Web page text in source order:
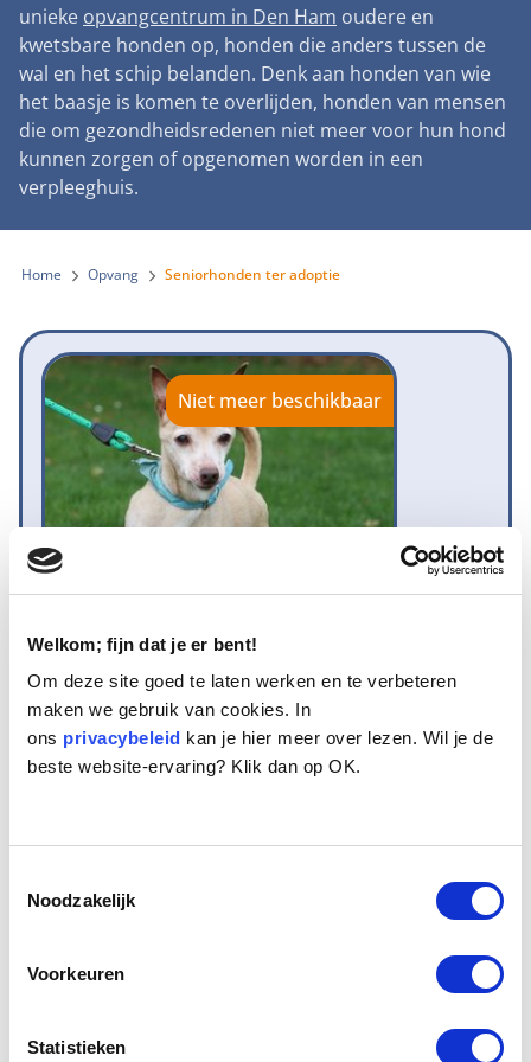
Welkom; fijn dat je er bent!
Om deze site goed te laten werken en te verbeteren
maken we gebruik van cookies. In
ons privacybeleid kan je hier meer over lezen. Wil je de
beste website-ervaring? Klik dan op OK.
Noodzakelijk
Voorkeuren
Statistieken
Landelijke registratie bijtincidenten
Verantwoord fokbeleid
Landelijk vuurwerkverbod
Verplichte pre-aanschaf cursus
Gemeentelijk meldpunt bijtincidenten
Bescherming tegen grasaren
Lezingen
Symposium Gemeentelijk Dierenbeleid
Teken onze petitie
Steun als bedrijf
Adopteer een seniorhond
Sponsor een seniorhond
Steun als vrijwilliger
Honden voor Honden Loop
Vraag een donatiebox aan
Wat wij doen
Onze organisatie
Samenwerking
Jaarverslag
Vacatures
Donateursmagazine Hond
Onze successen voor honden
Contactgegevens
Pers
Nieuws
Nieuwsbrief
Incassodata
Zoeken
unieke opvangcentrum in Den Ham oudere en
kwetsbare honden op, honden die anders tussen de
wal en het schip belanden. Denk aan honden van wie
het baasje is komen te overlijden, honden van mensen
die om gezondheidsredenen niet meer voor hun hond
kunnen zorgen of opgenomen worden in een
verpleeghuis.
Home Opvang Seniorhonden ter adoptie
Niet meer beschikbaar
Naam: Piggy
Leeftijd: 12
Reden opvang: Overlijden eigenaresse
Geplaatst.
Piggy kom fotograferen, begint eenieder te gnifffelen. Ik ben dan ook